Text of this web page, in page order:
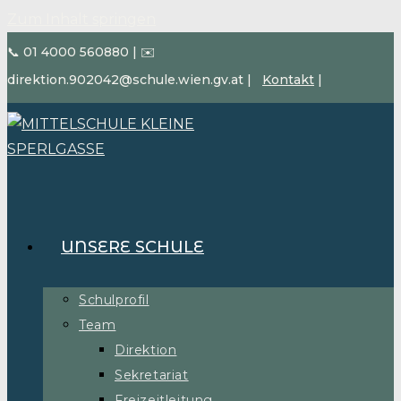
📞 01 4000 560880 | ✉️
direktion.902042@schule.wien.gv.at | Kontakt |
UNSERE SCHULE
Schulprofil
Team
Direktion
Sekretariat